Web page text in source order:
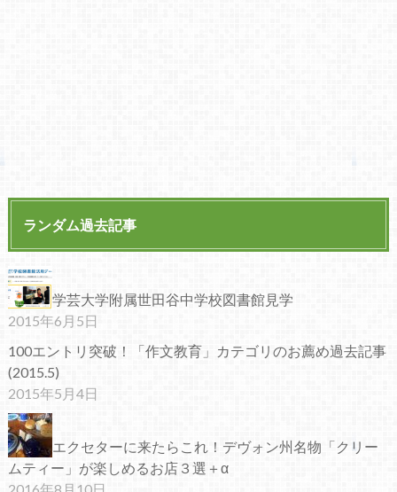
ランダム過去記事
学芸大学附属世田谷中学校図書館見学
2015年6月5日
100エントリ突破！「作文教育」カテゴリのお薦め過去記事
(2015.5)
2015年5月4日
エクセターに来たらこれ！デヴォン州名物「クリー
ムティー」が楽しめるお店３選＋α